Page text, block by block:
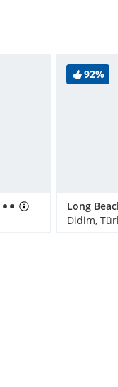
92%
Didim,